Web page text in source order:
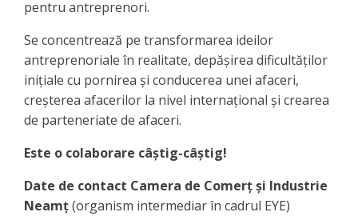
pentru antreprenori.
Se concentrează pe transformarea ideilor
antreprenoriale în realitate, depășirea dificultăților
inițiale cu pornirea și conducerea unei afaceri,
creșterea afacerilor la nivel internațional și crearea
de parteneriate de afaceri.
Este o colaborare câștig-câștig!
Date de contact Camera de Comerț și Industrie
Neamț(organism intermediar în cadrul EYE)